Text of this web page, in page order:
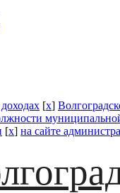
[x]
[x] на сайте